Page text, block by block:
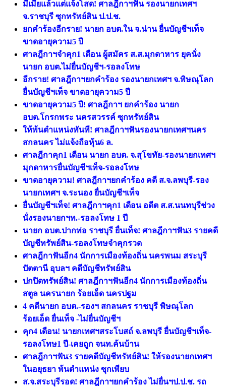
มีเมียแล้วแต่แจ้งโสด! ศาลฎีกาฯฟัน รองนายกเทศฯ
จ.ราชบุรี ซุกทรัพย์สิน ป.ป.ช.
ยกคำร้องอีกราย! นายก อบต.ใน จ.น่าน ยื่นบัญชีฯเท็จ
ขาดอายุความ5 ปี
ศาลฎีกาฯจำคุก1 เดือน ผู้สมัคร ส.ส.มุกดาหาร ยุคนั่ง
นายก อบต.ไม่ยื่นบัญชีฯ-รอลงโทษ
อีกราย! ศาลฎีกาฯยกคำร้อง รองนายกเทศฯ จ.พิษณุโลก
ยื่นบัญชีฯเท็จ ขาดอายุความ5 ปี
ขาดอายุความ5 ปี! ศาลฎีกาฯ ยกคำร้อง นายก
อบต.โกรกพระ นครสวรรค์ ซุกทรัพย์สิน
ให้พ้นตำแหน่งทันที! ศาลฎีกาฯฟันรองนายกเทศฯนคร
สกลนคร ไม่แจ้งถือหุ้น6 ล.
ศาลฎีกาคุก1 เดือน นายก อบต. จ.สุโขทัย-รองนายกเทศฯ
มุกดาหารยื่นบัญชีฯเท็จ-รอลงโทษ
ขาดอายุความ! ศาลฎีกาฯยกคำร้อง คดี ส.จ.ลพบุรี-รอง
นายกเทศฯ จ.ระนอง ยื่นบัญชีฯเท็จ
ยื่นบัญชีฯเท็จ! ศาลฎีกาฯคุก1 เดือน อดีต ส.ส.นนทบุรีช่วง
นั่งรองนายกฯท.-รอลงโทษ 1 ปี
นายก อบต.ปากท่อ ราชบุรี ยื่นเท็จ! ศาลฎีกาฯฟัน3 รายคดี
บัญชีทรัพย์สิน-รอลงโทษจำคุกรวด
ศาลฎีกาฟันอีก4 นักการเมืองท้องถิ่น นครพนม สระบุรี
ปัตตานี อุบลฯ คดีบัญชีทรัพย์สิน
ปกปิดทรัพย์สิน! ศาลฎีกาฯฟันอีก4 นักการเมืองท้องถิ่น
สตูล นครนายก ร้อยเอ็ด นครปฐม
4 คดีนายก อบต.-รองฯ สกลนคร ราชบุรี พิษณุโลก
ร้อยเอ็ด ยื่นเท็จ -ไม่ยื่นบัญชีฯ
คุก4 เดือน! นายกเทศฯสระโบสถ์ จ.ลพบุรี ยื่นบัญชีฯเท็จ-
รอลงโทษ1 ปี-เคยถูก จนท.ค้นบ้าน
ศาลฎีกาฯฟัน3 รายคดีบัญชีทรัพย์สิน! ให้รองนายกเทศฯ
ในอยุธยา พ้นตำแหน่ง ซุกเพียบ
ส.จ.สระบุรีรอด! ศาลฎีกาฯยกคำร้อง ไม่ยื่นฯป.ป.ช. รถ